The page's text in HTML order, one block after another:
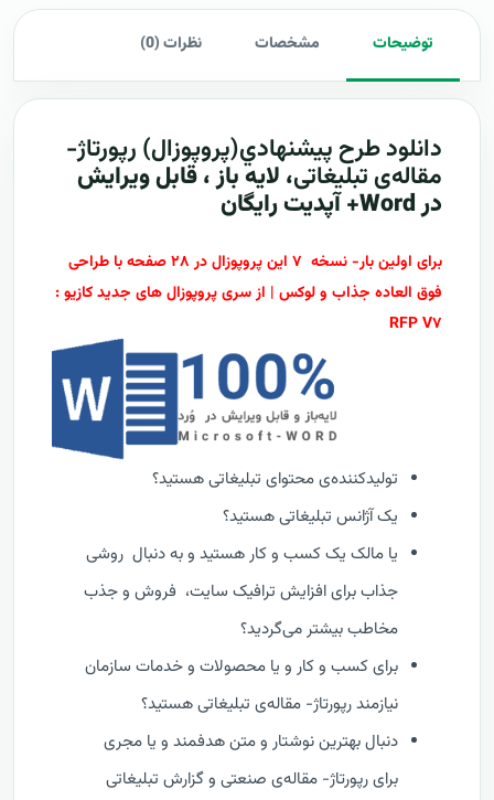
توضیحات مشخصات نظرات (0)
دانلود طرح پيشنهادي(پروپوزال) رپورتاژ-
مقاله‌ی تبلیغاتی، لایه باز ، قابل ویرایش
در Word+ آپدیت رایگان
برای اولین بار- نسخه ۷ این پروپوزال در ۲۸ صفحه با طراحی
فوق العاده جذاب و لوکس | از سری پروپوزال های جدید کازیو :
RFP V۷
تولیدکننده‌ی محتوای تبلیغاتی هستید؟
یک آژانس تبلیغاتی هستید؟
یا مالک یک کسب و کار هستید و به دنبال روشی
جذاب برای افزایش ترافیک سایت، فروش و جذب
مخاطب بیشتر می‌گردید؟
برای کسب و کار و یا محصولات و خدمات سازمان
نیازمند رپورتاژ- مقاله‌ی تبلیغاتی هستید؟
دنبال بهترین نوشتار و متن هدفمند و یا مجری
برای رپورتاژ- مقاله‌ی صنعتی و گزارش تبلیغاتی